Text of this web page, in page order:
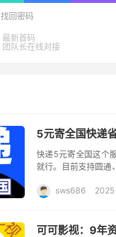
最新首码
团队长在线对接
找回密码
5元寄全国快递
快递5元寄全国这个
就行。目前支持圆通
递员...sws686
可可影视：9年